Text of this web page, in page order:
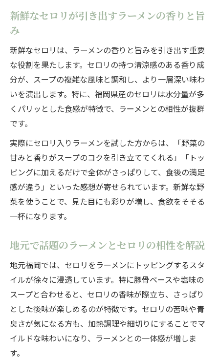
特徴
介
なぜ福岡のセロリがラーメンに合うのか
福岡グルメとして定着したセロリ入りラー
メン
新鮮なセロリが引き立てるラーメンスープの魅
セロリがラーメンスープに与える香味の変
化
新鮮なセロリがスープの旨みを高める理由
ラーメンのスープ選びとセロリの相性を探
る
セロリ入りスープが広げるラーメンの魅力
福岡産セロリを使ったスープの楽しみ方
地元グルメ通も注目するラーメンとセロリ
の魅力
福岡で人気急上昇中のセロリ入りラーメン
ラーメンとセロリの意外な関係に迫る
新鮮なセロリが引き出すラーメンの香りと旨
み
新鮮なセロリは、ラーメンの香りと旨みを引き出す重要
な役割を果たします。セロリの持つ清涼感のある香り成
分が、スープの複雑な風味と調和し、より一層深い味わ
いを演出します。特に、福岡県産のセロリは水分量が多
くパリッとした食感が特徴で、ラーメンとの相性が抜群
です。
実際にセロリ入りラーメンを試した方からは、「野菜の
甘みと香りがスープのコクを引き立ててくれる」「トッ
ピングに加えるだけで全体がさっぱりして、食後の満足
感が違う」といった感想が寄せられています。新鮮な野
菜を使うことで、見た目にも彩りが増し、食欲をそそる
一杯になります。
地元で話題のラーメンとセロリの相性を解説
地元福岡では、セロリをラーメンにトッピングするスタ
イルが徐々に浸透しています。特に豚骨ベースや塩味の
スープと合わせると、セロリの香味が際立ち、さっぱり
とした後味が楽しめるのが特徴です。セロリの苦味や青
臭さが気になる方も、加熱調理や細切りにすることでマ
イルドな味わいになり、ラーメンとの一体感が増しま
す。